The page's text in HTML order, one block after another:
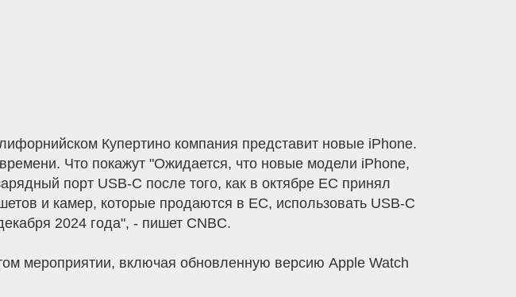
Купертино компания представит новые iPhone.
Что покажут "Ожидается, что новые модели iPhone,
порт USB-C после того, как в октябре ЕС принял
и камер, которые продаются в ЕС, использовать USB-C
2024 года", - пишет CNBC.
мероприятии, включая обновленную версию Apple Watch